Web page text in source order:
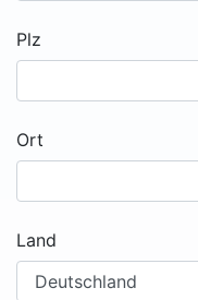
Plz
Ort
Land